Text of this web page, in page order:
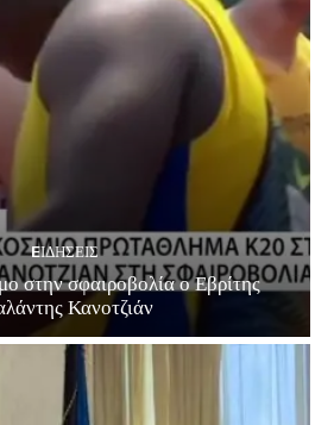
EΙΔΗΣΕΙΣ
στην σφαιροβολία ο Εβρίτης
Κανοτζιάν